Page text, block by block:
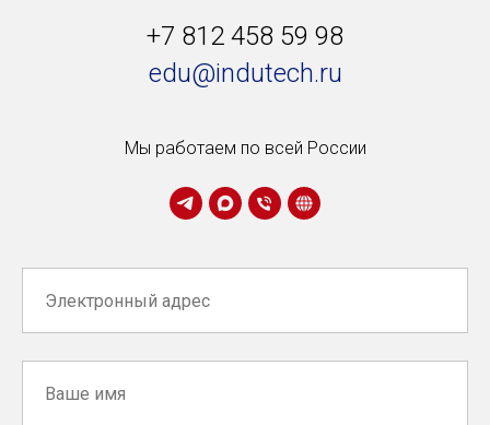
+7 812 458 59 98
edu@indutech.ru
Мы работаем по всей России